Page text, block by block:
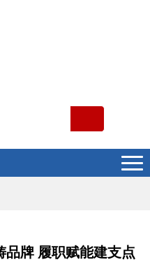
品牌 履职赋能建支点